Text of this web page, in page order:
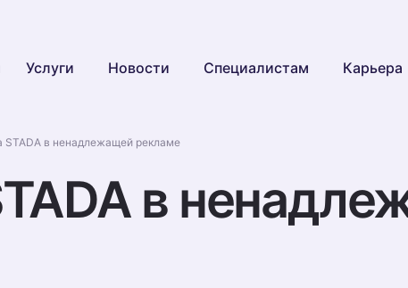
Услуги Новости Специалистам Карьера
в ненадлежащей рекламе
в